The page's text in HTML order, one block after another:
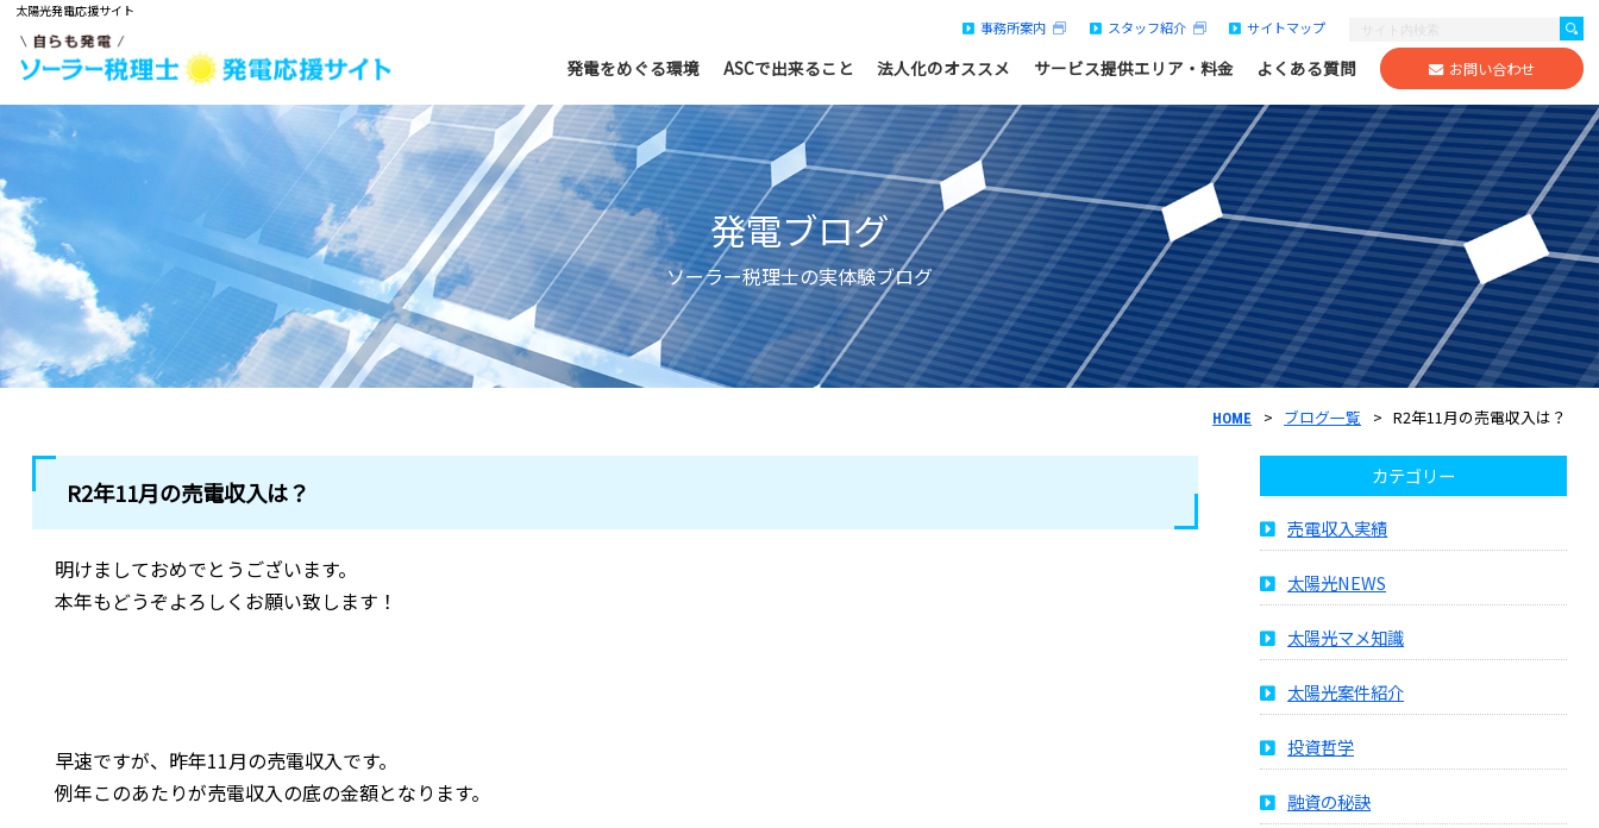
太陽光発電応援サイト
事務所案内 スタッフ紹介 サイトマップ
発電をめぐる環境 ASCで出来ること 法人化のオススメ サービス提供エリア・料金 よくある質問 お問い合わせ
発電ブログ
ソーラー税理士の実体験ブログ
HOME ブログ一覧 R2年11月の売電収入は？
R2年11月の売電収入は？
明けましておめでとうございます。
本年もどうぞよろしくお願い致します！
早速ですが、昨年11月の売電収入です。
例年このあたりが売電収入の底の金額となります。
カテゴリー
売電収入実績
太陽光NEWS
太陽光マメ知識
太陽光案件紹介
投資哲学
融資の秘訣